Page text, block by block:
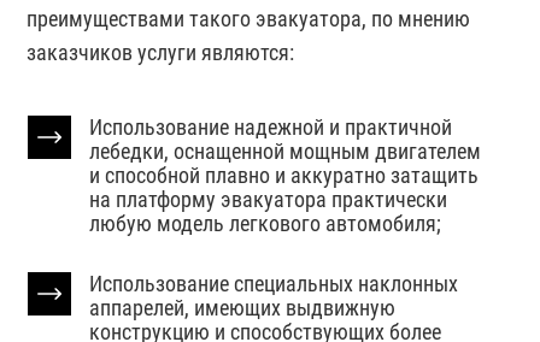
преимуществами такого эвакуатора, по мнению
заказчиков услуги являются:
Использование надежной и практичной
лебедки, оснащенной мощным двигателем
и способной плавно и аккуратно затащить
на платформу эвакуатора практически
любую модель легкового автомобиля;
Использование специальных наклонных
аппарелей, имеющих выдвижную
конструкцию и способствующих более